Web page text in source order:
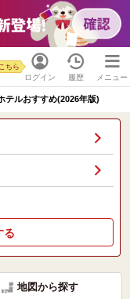
ログイン
ちら
履歴 メニュー
テルおすすめ(2026年版)
る
地図から探す